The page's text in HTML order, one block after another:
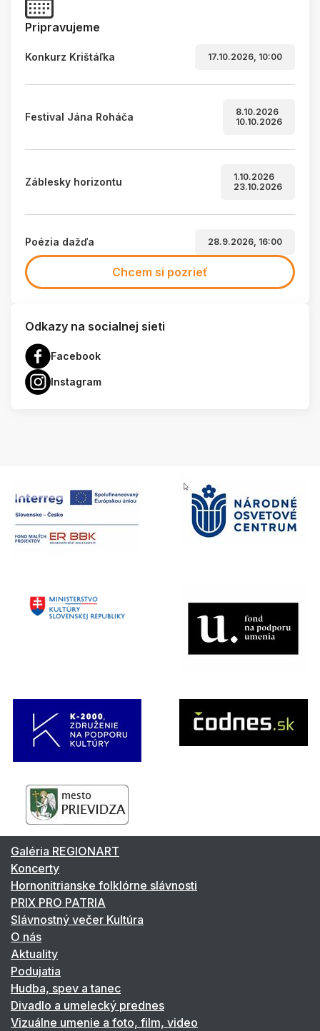
Pripravujeme
Konkurz Krištáľka 17.10.2026, 10:00
Festival Jána Roháča
8.10.2026
10.10.2026
Záblesky horizontu
1.10.2026
23.10.2026
Poézia dažďa 28.9.2026, 16:00
Chcem si pozrieť
Odkazy na socialnej sieti
Facebook
Instagram
Galéria REGIONART
Koncerty
Hornonitrianske folklórne slávnosti
PRIX PRO PATRIA
Slávnostný večer Kultúra
O nás
Aktuality
Podujatia
Hudba, spev a tanec
Divadlo a umelecký prednes
Vizuálne umenie a foto, film, video